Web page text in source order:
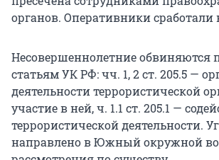
органов. Оперативники сработали
Несовершеннолетние обвиняются
статьям УК РФ: чч. 1, 2 ст. 205.5 —
деятельности террористической
участие в ней, ч. 1.1 ст. 205.1 —
террористической деятельности.
направлено в Южный окружной